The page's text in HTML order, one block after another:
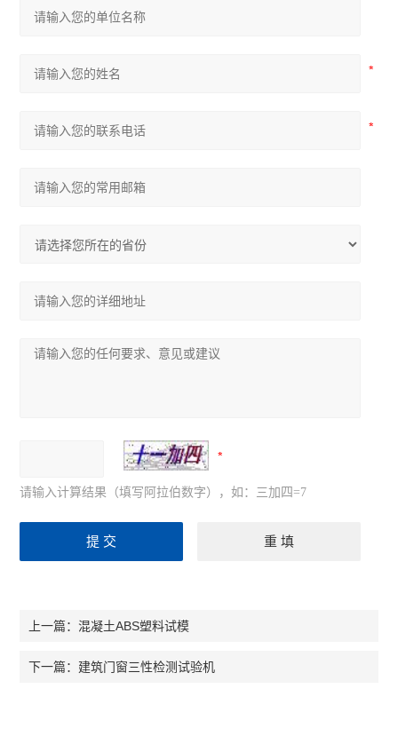
请输入计算结果（填写阿拉伯数字），如：三加四=7
上一篇： 混凝土ABS塑料试模
下一篇： 建筑门窗三性检测试验机